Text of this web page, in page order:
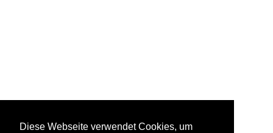
Diese Webseite verwendet Cookies, um